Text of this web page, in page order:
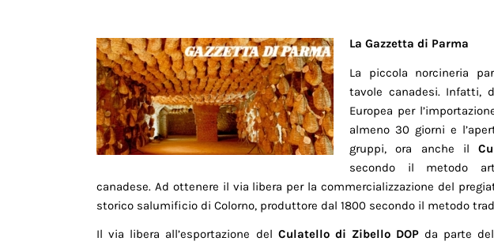
La Gazzetta di Parma
La piccola norcineria
tavole canadesi. Infatti,
Europea per
almeno 30 giorni e
gruppi, ora anche il
secondo il metodo
canadese. Ad ottenere il via libera per la commercializzazione del
storico salumificio di Colorno, produttore dal 1800 secondo il metodo
Il via libera all’esportazione del Culatello di Zibello DOP da parte